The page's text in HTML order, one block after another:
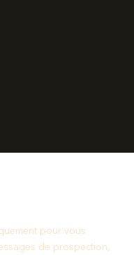
pour vous
de prospection,